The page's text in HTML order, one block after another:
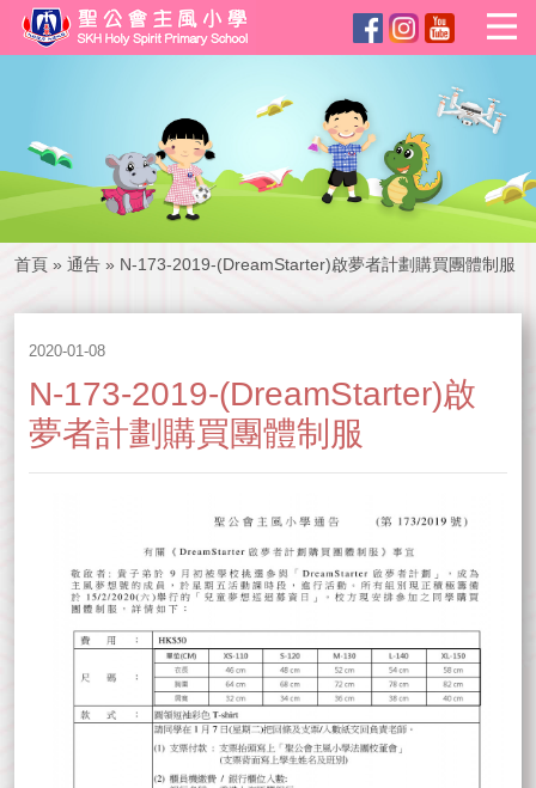
首頁 » 通告 » N-173-2019-(DreamStarter)啟夢者計劃購買團體制服
2020-01-08
N-173-2019-(DreamStarter)啟
夢者計劃購買團體制服